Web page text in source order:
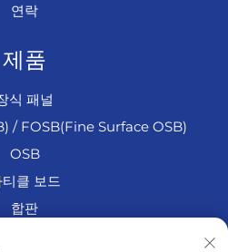
연락
제품
식 패널
/ FOSB(Fine Surface OSB)
OSB
티클 보드
합판